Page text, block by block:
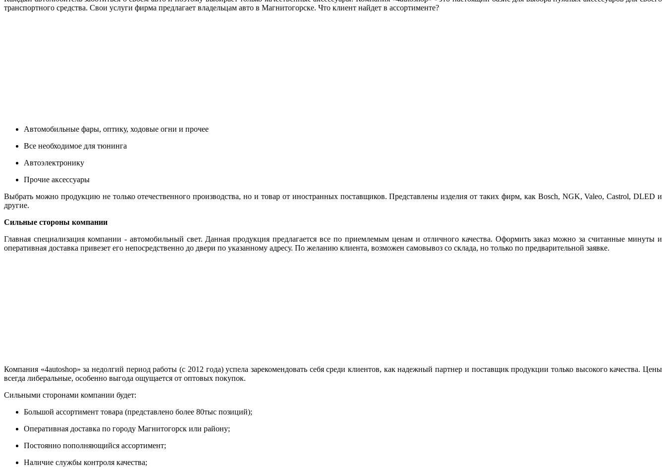
транспортного средства. Свои услуги фирма предлагает владельцам авто в Магнитогорске. Что клиент найдет в ассортименте?
Автомобильные фары, оптику, ходовые огни и прочее
Все необходимое для тюнинга
Автоэлектронику
Прочие аксессуары
Выбрать можно продукцию не только отечественного производства, но и товар от иностранных поставщиков. Представлены изделия от таких фирм, как Bosch, NGK, Valeo, Castrol, DLED и
другие.
Сильные стороны компании
Главная специализация компании - автомобильный свет. Данная продукция предлагается все по приемлемым ценам и отличного качества. Оформить заказ можно за считанные минуты и
оперативная доставка привезет его непосредственно до двери по указанному адресу. По желанию клиента, возможен самовывоз со склада, но только по предварительной заявке.
Компания «4autoshop» за недолгий период работы (с 2012 года) успела зарекомендовать себя среди клиентов, как надежный партнер и поставщик продукции только высокого качества. Цены
всегда либеральные, особенно выгода ощущается от оптовых покупок.
Сильными сторонами компании будет:
Большой ассортимент товара (представлено более 80тыс позиций);
Оперативная доставка по городу Магнитогорск или району;
Постоянно пополняющийся ассортимент;
Наличие службы контроля качества;